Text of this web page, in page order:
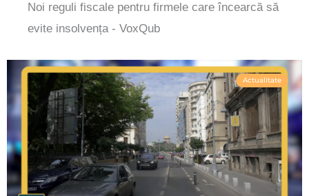
Noi reguli fiscale pentru firmele care încearcă să
evite insolvența - VoxQub
Actualitate